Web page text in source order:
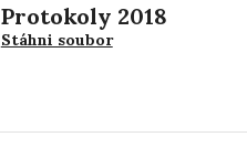
Protokoly 2018
Stáhni soubor